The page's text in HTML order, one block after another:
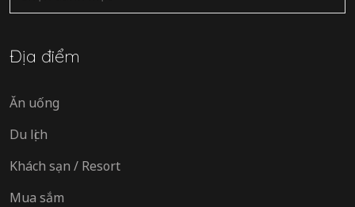
mục
Địa điểm
Ăn uống
Du lịch
Khách sạn / Resort
Mua sắm